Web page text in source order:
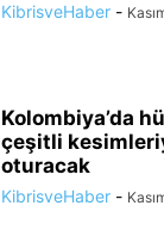
KibrisveHaber -
Kolombiya’da
çeşitli
oturacak
KibrisveHaber -